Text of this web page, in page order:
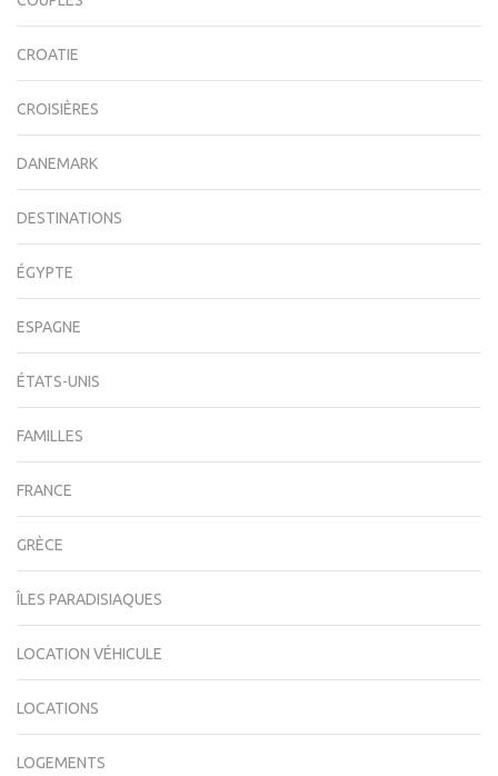
CROATIE
CROISIÈRES
DANEMARK
DESTINATIONS
ÉGYPTE
ESPAGNE
ÉTATS-UNIS
FAMILLES
FRANCE
GRÈCE
ÎLES PARADISIAQUES
LOCATION VÉHICULE
LOCATIONS
LOGEMENTS